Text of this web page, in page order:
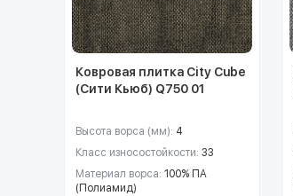
Ковровая плитка City Cube
(Сити Кьюб) Q750 01
Высота ворса (мм): 4
Класс износостойкости: 33
Материал ворса: 100% ПА
(Полиамид)